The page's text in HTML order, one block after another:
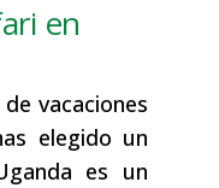
en
vacaciones
elegido un
es un